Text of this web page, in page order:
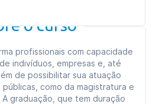
o curso
profissionais com capacidade
indivíduos, empresas e, até
de possibilitar sua atuação
públicas, como da magistratura e
graduação, que tem duração